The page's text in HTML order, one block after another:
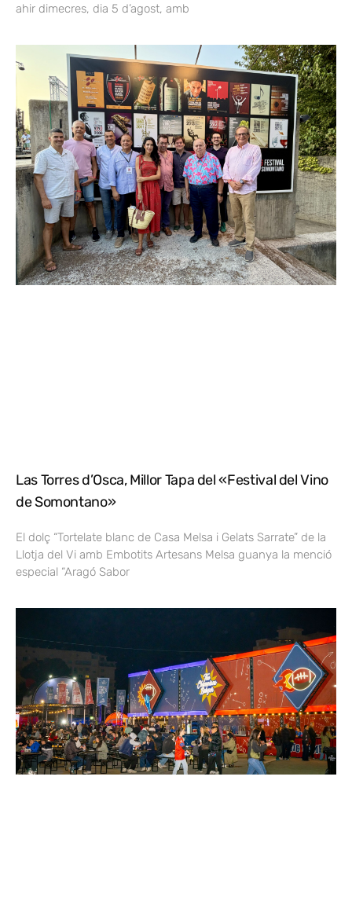
ahir dimecres, dia 5 d’agost, amb
Las Torres d’Osca, Millor Tapa del «Festival del Vino
de Somontano»
El dolç “Tortelate blanc de Casa Melsa i Gelats Sarrate” de la
Llotja del Vi amb Embotits Artesans Melsa guanya la menció
especial “Aragó Sabor